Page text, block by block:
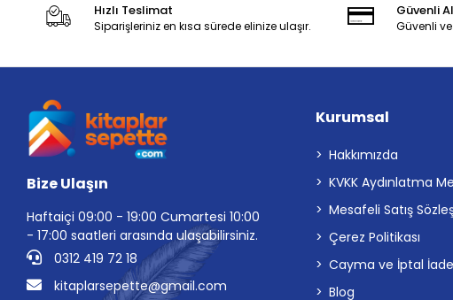
Akil Yayınevi
Akıl Çelen Kitaplar
Akılçelen kitapları
Alabanda Yayınları
Alem Yayınları
Alfa Yayınları
Algola Medya Yayınları
Alter Yayıncılık
Altın Çocuk
Altın Karma Komisyon
Hızlı Teslimat
Siparişleriniz en kısa sürede elinize ulaşır.
Güvenli
Güvenli
Bize Ulaşın
Haftaiçi 09:00 - 19:00 Cumartesi 10:00
- 17:00 saatleri arasında ulaşabilirsiniz.
0312 419 72 18
kitaplarsepette@gmail.com
Kurumsal
Hakkımızda
KVKK Aydınlatma
Mesafeli Satış
Çerez Politikası
Cayma ve İptal İade
Blog